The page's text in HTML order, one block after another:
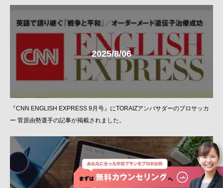
2025/8/06
『CNN ENGLISH EXPRESS 9月号』にTORAIZアンバサダーのプロサッカ
ー 菅原由勢選手の記事が掲載されました。
2025/8/01